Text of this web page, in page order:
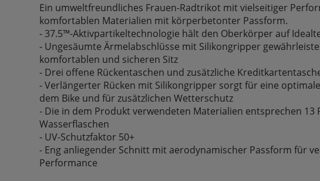
Ein umweltfreundliches Frauen-Radtrikot mit vielseitiger
komfortablen Materialien mit körperbetonter Passform.
- 37.5™-Aktivpartikeltechnologie hält den Oberkörper auf
- Ungesäumte Ärmelabschlüsse mit Silikongripper
komfortablen und sicheren Sitz
- Drei offene Rückentaschen und zusätzliche
- Verlängerter Rücken mit Silikongripper sorgt für eine
dem Bike und für zusätzlichen Wetterschutz
- Die in dem Produkt verwendeten Materialien entsprechen 13
Wasserflaschen
- UV-Schutzfaktor 50+
- Eng anliegender Schnitt mit aerodynamischer Passform für
Performance